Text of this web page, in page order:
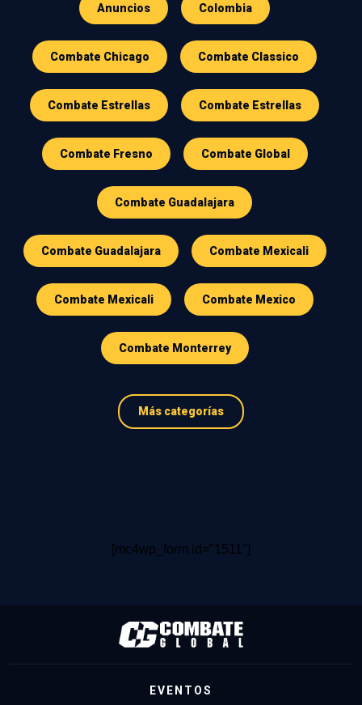
Anuncios Colombia
Combate Chicago Combate Classico
Combate Estrellas Combate Estrellas
Combate Fresno Combate Global
Combate Guadalajara
Combate Guadalajara Combate Mexicali
Combate Mexicali Combate Mexico
Combate Monterrey
Más categorías
[mc4wp_form id="1511"]
EVENTOS